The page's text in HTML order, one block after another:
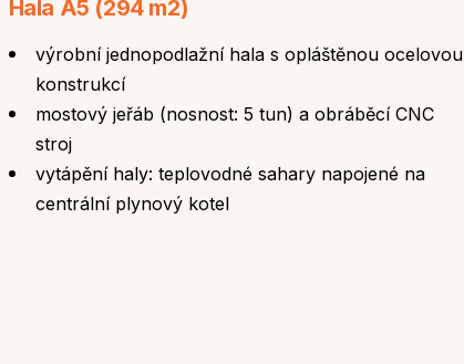
Hala A5 (294 m2)
výrobní jednopodlažní hala s opláštěnou ocelovou
konstrukcí
mostový jeřáb (nosnost: 5 tun) a obráběcí CNC
stroj
vytápění haly: teplovodné sahary napojené na
centrální plynový kotel